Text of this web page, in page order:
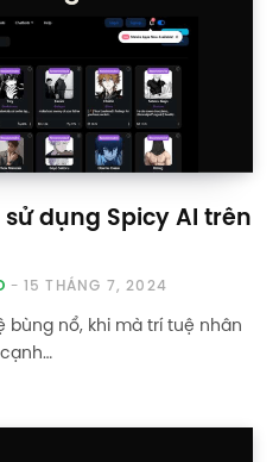
dụng Spicy AI trên
15 THÁNG 7, 2024
bùng nổ, khi mà trí tuệ nhân